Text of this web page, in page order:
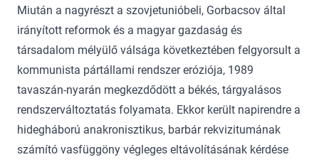
Miután a nagyrészt a szovjetunióbeli, Gorbacsov által
irányított reformok és a magyar gazdaság és
társadalom mélyülő válsága következtében felgyorsult a
kommunista pártállami rendszer eróziója, 1989
tavaszán-nyarán megkezdődött a békés, tárgyalásos
rendszerváltoztatás folyamata. Ekkor került napirendre a
hidegháború anakronisztikus, barbár rekvizitumának
számító vasfüggöny végleges eltávolításának kérdése